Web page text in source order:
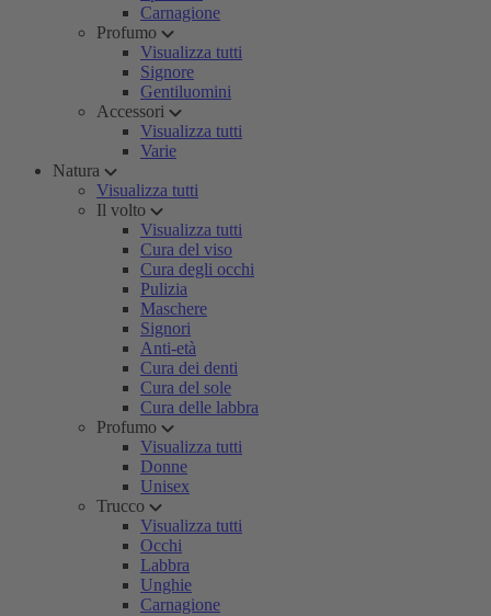
Carnagione
Profumo
Visualizza tutti
Signore
Gentiluomini
Accessori
Visualizza tutti
Varie
Natura
Visualizza tutti
Il volto
Visualizza tutti
Cura del viso
Cura degli occhi
Pulizia
Maschere
Signori
Anti-età
Cura dei denti
Cura del sole
Cura delle labbra
Profumo
Visualizza tutti
Donne
Unisex
Trucco
Visualizza tutti
Occhi
Labbra
Unghie
Carnagione